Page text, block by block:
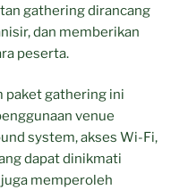
gathering dirancang
dan memberikan
peserta.
paket gathering ini
venue
system, akses Wi-Fi,
dapat dinikmati
memperoleh